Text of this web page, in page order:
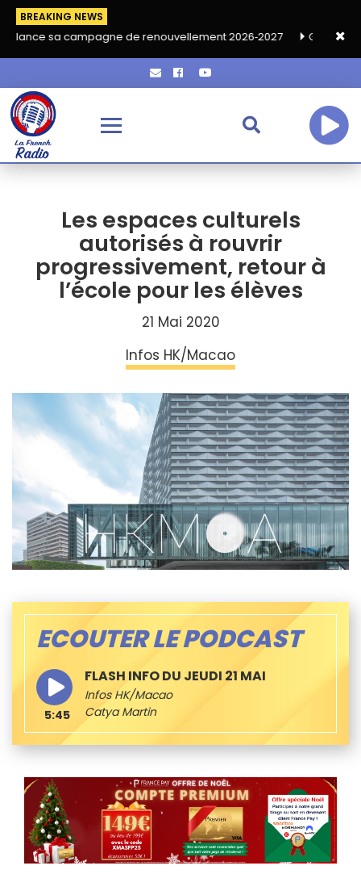
BREAKING NEWS
de renouvellement 2026‑2027 Grand café de rentrée
Les espaces culturels
autorisés à rouvrir
progressivement, retour à
l’école pour les élèves
21 Mai 2020
Infos HK/Macao
ECOUTER LE PODCAST
FLASH INFO DU JEUDI 21 MAI
Infos HK/Macao
Catya Martin
5:45